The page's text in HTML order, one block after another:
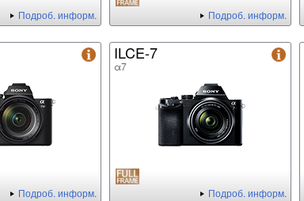
Подроб. информ. Подроб. информ.
Подроб. информ.
ILCE-7
α7
Подроб. информ.